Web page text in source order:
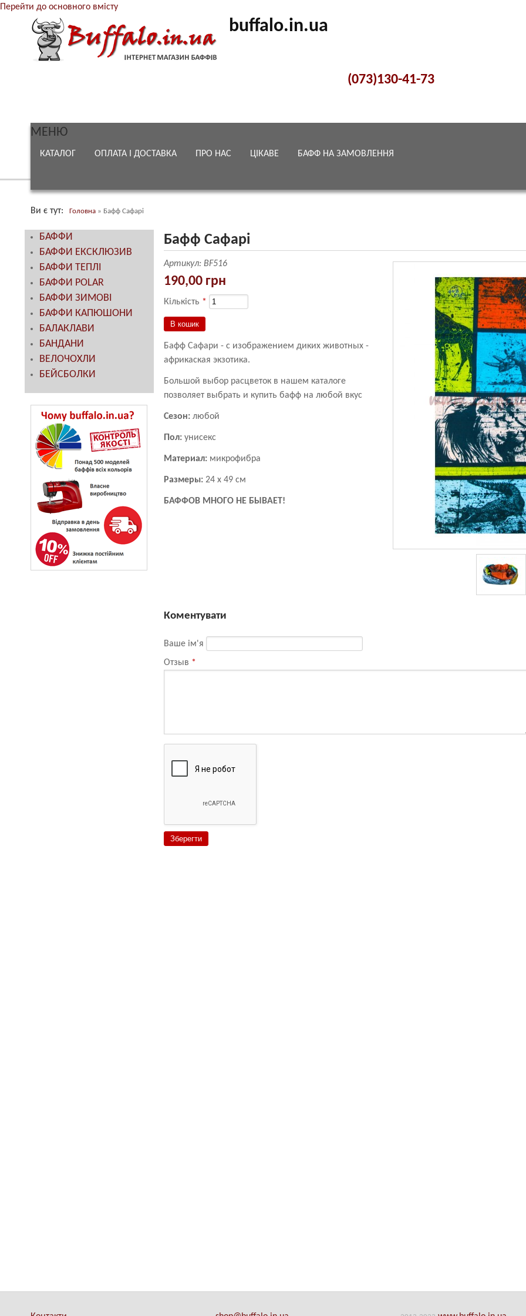
Перейти до основного вмісту
buffalo.in.ua
(073)130-41-73
МЕНЮ
КАТАЛОГ ОПЛАТА І ДОСТАВКА ПРО НАС ЦІКАВЕ БАФФ НА ЗАМОВЛЕННЯ
Ви є тут Головна » Бафф Сафарі
Бафф Сафарі
Артикул: BF516
190,00 грн
Кількість *
Бафф Сафари - с изображением диких животных -
африкаская экзотика.
Большой выбор расцветок в нашем каталоге
позволяет выбрать и купить бафф на любой вкус
Сезон:любой
Пол:унисекс
Материал:микрофибра
Размеры:24 х 49 см
БАФФОВ МНОГО НЕ БЫВАЕТ!
Коментувати
Ваше ім'я
Отзыв *
БАФФИ
БАФФИ ЕКСКЛЮЗИВ
БАФФИ ТЕПЛІ
БАФФИ POLAR
БАФФИ ЗИМОВІ
БАФФИ КАПЮШОНИ
БАЛАКЛАВИ
БАНДАНИ
ВЕЛОЧОХЛИ
БЕЙСБОЛКИ